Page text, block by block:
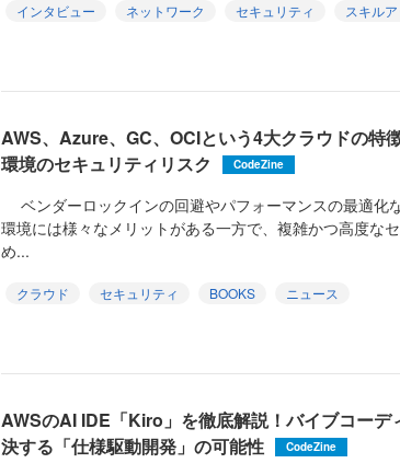
インタビュー ネットワーク セキュリティ
スキル
AWS、Azure、GC、OCIという4大クラウドの特
環境のセキュリティリスク
CodeZine
ベンダーロックインの回避やパフォーマンスの最適化
環境には様々なメリットがある一方で、複雑かつ高度な
め...
クラウド セキュリティ BOOKS
ニュース
AWSのAI IDE「Kiro」を徹底解説！バイブコーデ
決する「仕様駆動開発」の可能性
CodeZine